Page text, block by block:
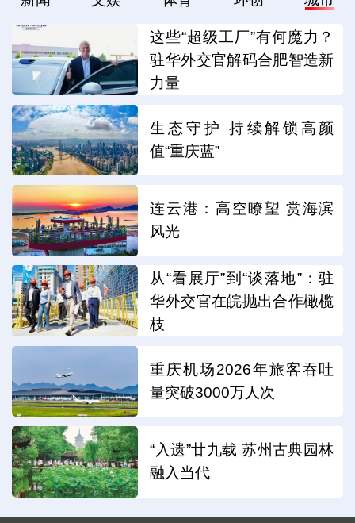
这些“超级工厂”有何魔力？
驻华外交官解码合肥智造新
力量
生态守护 持续解锁高颜
值“重庆蓝”
连云港：高空瞭望 赏海滨
风光
从“看展厅”到“谈落地”：驻
华外交官在皖抛出合作橄榄
枝
重庆机场2026年旅客吞吐
量突破3000万人次
“入遗”廿九载 苏州古典园林
融入当代